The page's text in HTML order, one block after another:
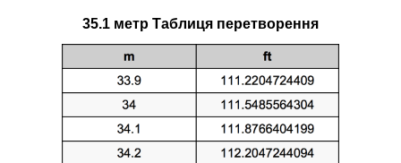
35.1 метр Таблиця перетворення